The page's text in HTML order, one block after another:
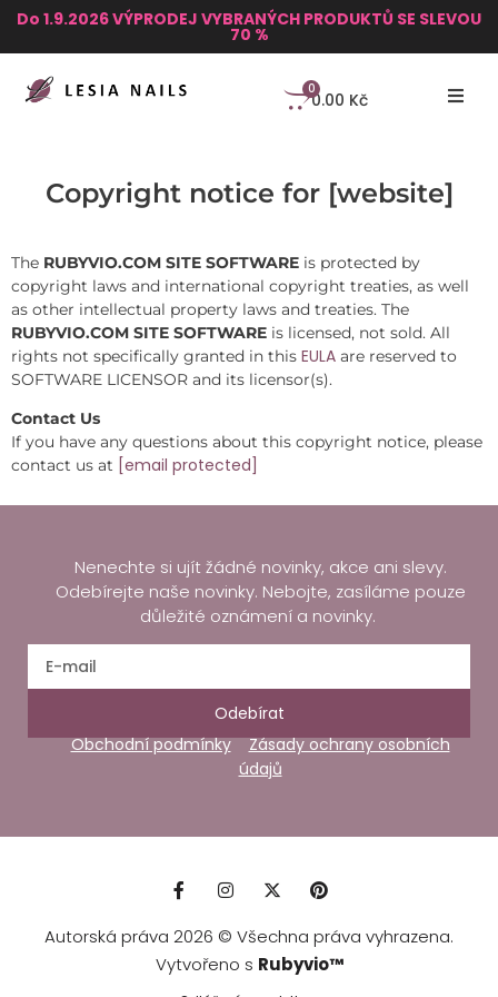
Do 1.9.2026 VÝPRODEJ VYBRANÝCH PRODUKTŮ SE SLEVOU
70 %
0.00 Kč
0
Copyright notice for [website]
The RUBYVIO.COM SITE SOFTWARE is protected by
copyright laws and international copyright treaties, as well
as other intellectual property laws and treaties. The
RUBYVIO.COM SITE SOFTWARE is licensed, not sold. All
rights not specifically granted in this EULA are reserved to
SOFTWARE LICENSOR and its licensor(s).
Contact Us
If you have any questions about this copyright notice, please
contact us at [email protected]
Nenechte si ujít žádné novinky, akce ani slevy.
Odebírejte naše novinky. Nebojte, zasíláme pouze
důležité oznámení a novinky.
Odebírat
Obchodní podmínky
Zásady ochrany osobních
údajů
Autorská práva 2026 © Všechna práva vyhrazena.
Vytvořeno s Rubyvio™